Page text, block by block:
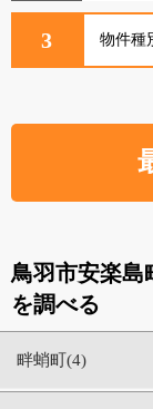
3
鳥羽市安楽島
を調べる
畔蛸町(4)